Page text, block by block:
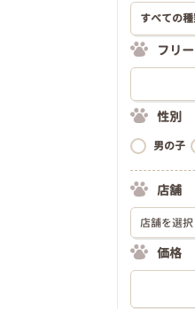
フリ
性別
男の子
店舗
店舗を選択
価格